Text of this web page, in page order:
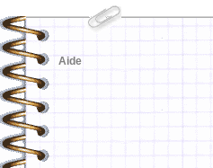
Aide